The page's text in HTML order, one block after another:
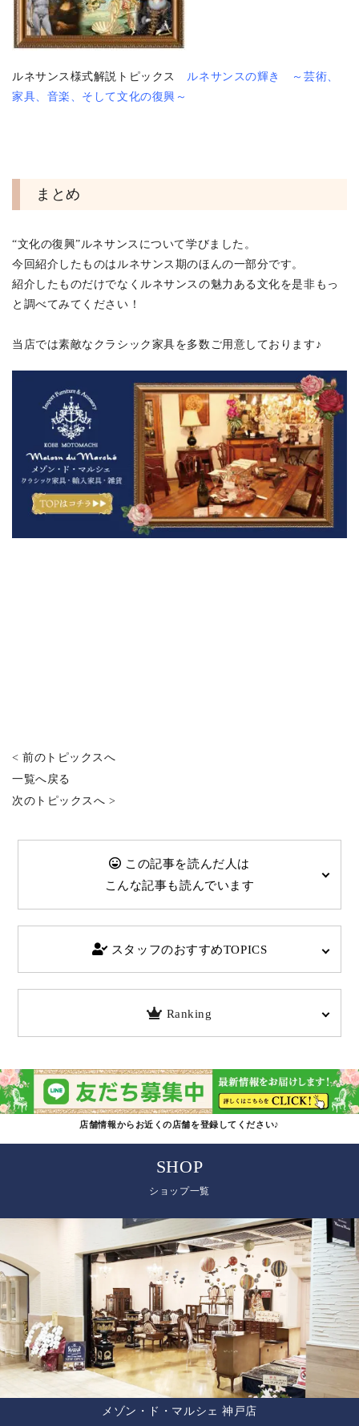
ルネサンス様式解説トピックス
ルネサンスの輝き ～芸術、
家具、音楽、そして文化の復興～
まとめ
“文化の復興”ルネサンスについて学びました。
今回紹介したものはルネサンス期のほんの一部分です。
紹介したものだけでなくルネサンスの魅力ある文化を是非もっ
と調べてみてください！
当店では素敵なクラシック家具を多数ご用意しております♪
< 前のトピックスへ
一覧へ戻る
次のトピックスへ >
この記事を読んだ人は
こんな記事も読んでいます
スタッフのおすすめTOPICS
Ranking
店舗情報からお近くの店舗を登録してください♪
SHOP
ショップ一覧
メゾン・ド・マルシェ 神戸店